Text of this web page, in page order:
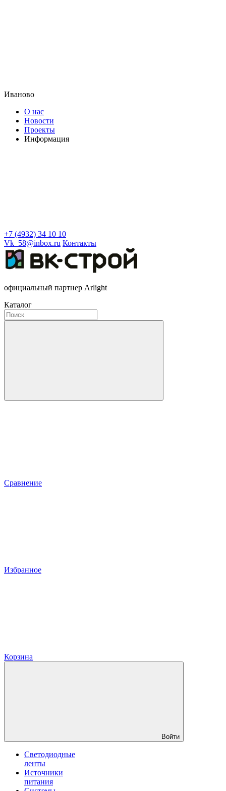
Иваново
О нас
Новости
Проекты
Информация
+7 (4932) 34 10 10
Vk_58@inbox.ru Контакты
официальный партнер Arlight
Каталог
Сравнение
Избранное
Корзина
Войти
Светодиодные
ленты
Источники
питания